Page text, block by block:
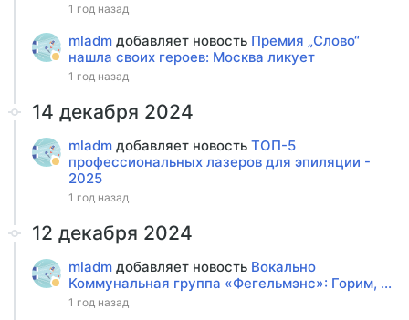
1 год назад
mladm добавляет новость Премия „Слово“
нашла своих героев: Москва ликует
1 год назад
14 декабря 2024
mladm добавляет новость ТОП-5
профессиональных лазеров для эпиляции -
2025
1 год назад
12 декабря 2024
mladm добавляет новость Вокально
Коммунальная группа «Фегельмэнс»: Горим, ...
1 год назад